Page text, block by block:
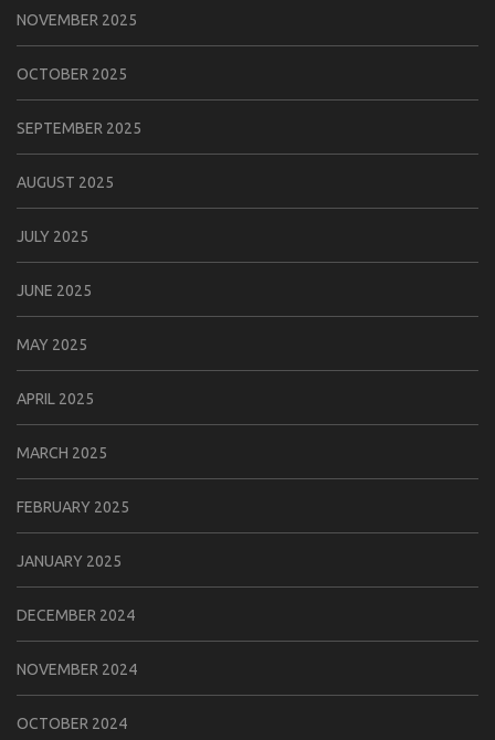
NOVEMBER 2025
OCTOBER 2025
SEPTEMBER 2025
AUGUST 2025
JULY 2025
JUNE 2025
MAY 2025
APRIL 2025
MARCH 2025
FEBRUARY 2025
JANUARY 2025
DECEMBER 2024
NOVEMBER 2024
OCTOBER 2024